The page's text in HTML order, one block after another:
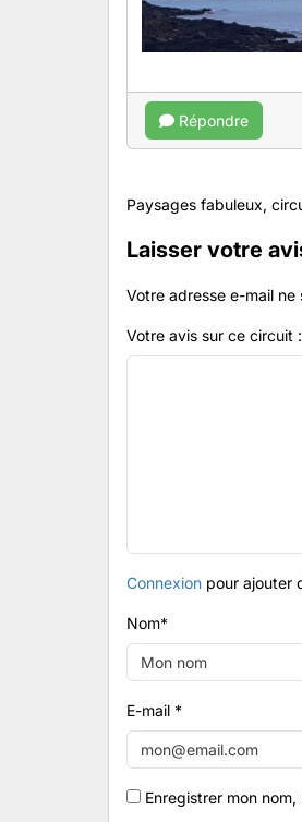
Répondre
Paysages fabuleux,
Laisser votre
Votre adresse e-mail ne
Votre avis sur ce circuit :
Connexion pour ajouter
Nom*
E-mail *
Enregistrer mon